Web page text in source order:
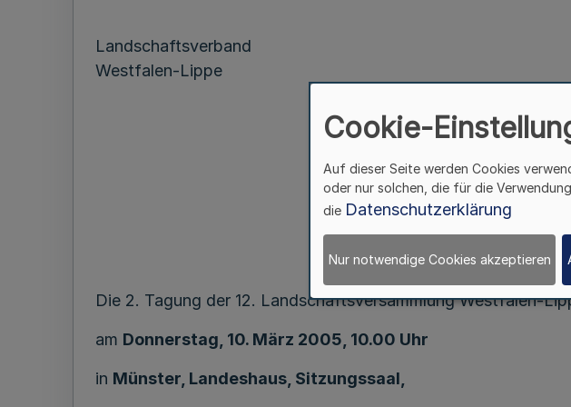
Landschaftsverband
Westfalen-Lippe
2. Tagung der 12.
Bek. d.
Die 2. Tagung der 12. Landschaftsversammlung Westfalen-
am Donnerstag, 10. März 2005, 10.00 Uhr
in Münster, Landeshaus, Sitzungssaal,
Cookie-
Auf dieser Seite werden Cookies
oder nur solchen, die für die
die Datenschutzerklärung
Nur notwendige Cookies akzeptieren